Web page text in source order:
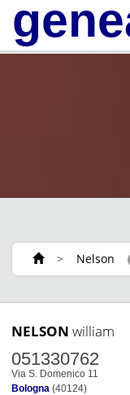
> Nelson
NELSON william
051330762
Via S. Domenico 11
Bologna (40124)